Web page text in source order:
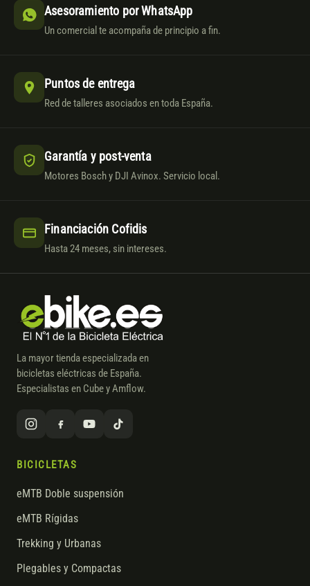
Asesoramiento por WhatsApp
Un comercial te acompaña de principio a fin.
Puntos de entrega
Red de talleres asociados en toda España.
Garantía y post-venta
Motores Bosch y DJI Avinox. Servicio local.
Financiación Cofidis
Hasta 24 meses, sin intereses.
La mayor tienda especializada en
bicicletas eléctricas de España.
Especialistas en Cube y Amflow.
BICICLETAS
eMTB Doble suspensión
eMTB Rígidas
Trekking y Urbanas
Plegables y Compactas